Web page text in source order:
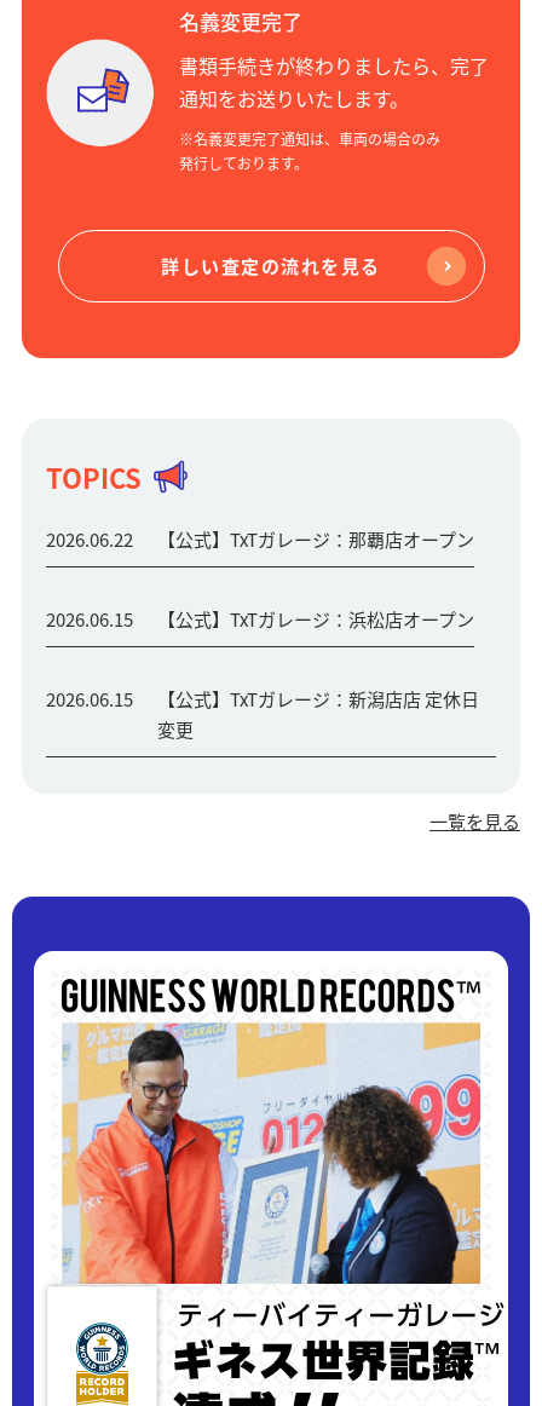
名義変更完了
書類手続きが終わりましたら、完了
通知をお送りいたします。
※名義変更完了通知は、車両の場合のみ
発行しております。
詳しい査定の流れを見る
TOPICS
2026.06.22 【公式】TxTガレージ：那覇店オープン
2026.06.15 【公式】TxTガレージ：浜松店オープン
2026.06.15
【公式】TxTガレージ：新潟店店 定休日
変更
一覧を見る